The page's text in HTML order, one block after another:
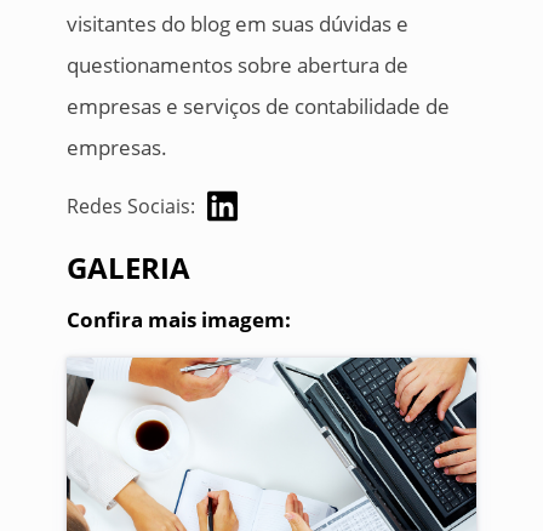
visitantes do blog em suas dúvidas e
questionamentos sobre abertura de
empresas e serviços de contabilidade de
empresas.
Redes Sociais:
GALERIA
Confira mais imagem: